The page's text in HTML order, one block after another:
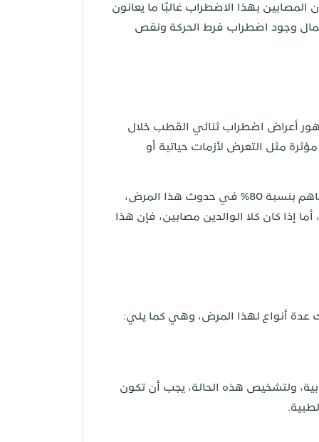
المصابين بهذا الاضطراب غالبًا ما يعانون
وجود اضطراب فرط الحركة ونقص
أعراض اضطراب ثنائي القطب خلال
مثل التعرض لأزمات حياتية أو
هذا بالإضافة إلى أن الاضطراب ثنائي القطب له صلة وراثية قوية، فقد أشارت الأبحاث أن العوامل الوراثية تساهم بنسبة 80% في حدوث هذا المرض،
المثال إذا كان أحد الوالدين مصابًا بالاضطراب ثنائي القطب، فإن خطر إصابة الطفل يرتفع إلى 10%، أما إذا كان كلا الوالدين مصابين، فإن هذا
عدة أنواع لهذا المرض، وهي كما يلي:
ولتشخيص هذه الحالة، يجب أن تكون